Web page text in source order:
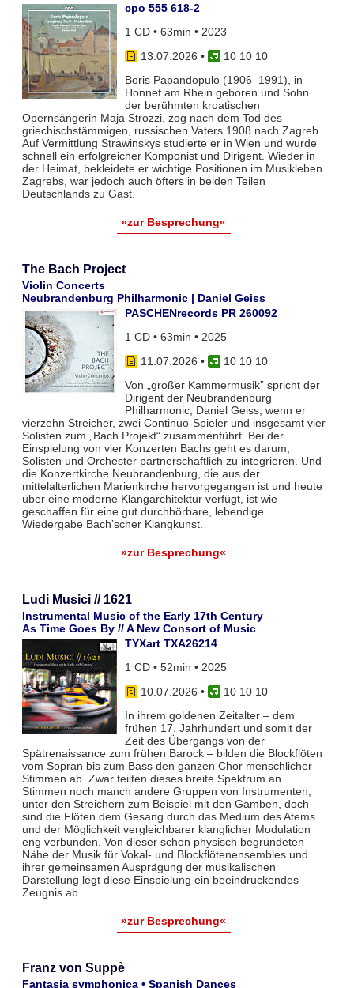
cpo 555 618-2
1 CD • 63min • 2023
13.07.2026 •
10 10 10
Boris Papandopulo (1906–1991), in
Honnef am Rhein geboren und Sohn
der berühmten kroatischen
Opernsängerin Maja Strozzi, zog nach dem Tod des
griechischstämmigen, russischen Vaters 1908 nach Zagreb.
Auf Vermittlung Strawinskys studierte er in Wien und wurde
schnell ein erfolgreicher Komponist und Dirigent. Wieder in
der Heimat, bekleidete er wichtige Positionen im Musikleben
Zagrebs, war jedoch auch öfters in beiden Teilen
Deutschlands zu Gast.
»zur Besprechung«
The Bach Project
Violin Concerts
Neubrandenburg Philharmonic | Daniel Geiss
PASCHENrecords PR 260092
1 CD • 63min • 2025
11.07.2026 •
10 10 10
Von „großer Kammermusik” spricht der
Dirigent der Neubrandenburg
Philharmonic, Daniel Geiss, wenn er
vierzehn Streicher, zwei Continuo-Spieler und insgesamt vier
Solisten zum „Bach Projekt“ zusammenführt. Bei der
Einspielung von vier Konzerten Bachs geht es darum,
Solisten und Orchester partnerschaftlich zu integrieren. Und
die Konzertkirche Neubrandenburg, die aus der
mittelalterlichen Marienkirche hervorgegangen ist und heute
über eine moderne Klangarchitektur verfügt, ist wie
geschaffen für eine gut durchhörbare, lebendige
Wiedergabe Bach’scher Klangkunst.
»zur Besprechung«
Ludi Musici // 1621
Instrumental Music of the Early 17th Century
As Time Goes By // A New Consort of Music
TYXart TXA26214
1 CD • 52min • 2025
10.07.2026 •
10 10 10
In ihrem goldenen Zeitalter – dem
frühen 17. Jahrhundert und somit der
Zeit des Übergangs von der
Spätrenaissance zum frühen Barock – bilden die Blockflöten
vom Sopran bis zum Bass den ganzen Chor menschlicher
Stimmen ab. Zwar teil­ten dieses breite Spektrum an
Stimmen noch manch andere Gruppen von Instrumenten,
unter den Streichern zum Bei­spiel mit den Gamben, doch
sind die Flöten dem Gesang durch das Medium des Atems
und der Möglichkeit vergleich­barer klanglicher Modulation
eng verbunden. Von dieser schon physisch begründeten
Nähe der Musik für Vokal- und Blockflö­tenensembles und
ihrer gemeinsamen Ausprägung der musikalischen
Darstellung legt diese Einspielung ein beeindruckendes
Zeugnis ab.
»zur Besprechung«
Franz von Suppè
Fantasia symphonica • Spanish Dances